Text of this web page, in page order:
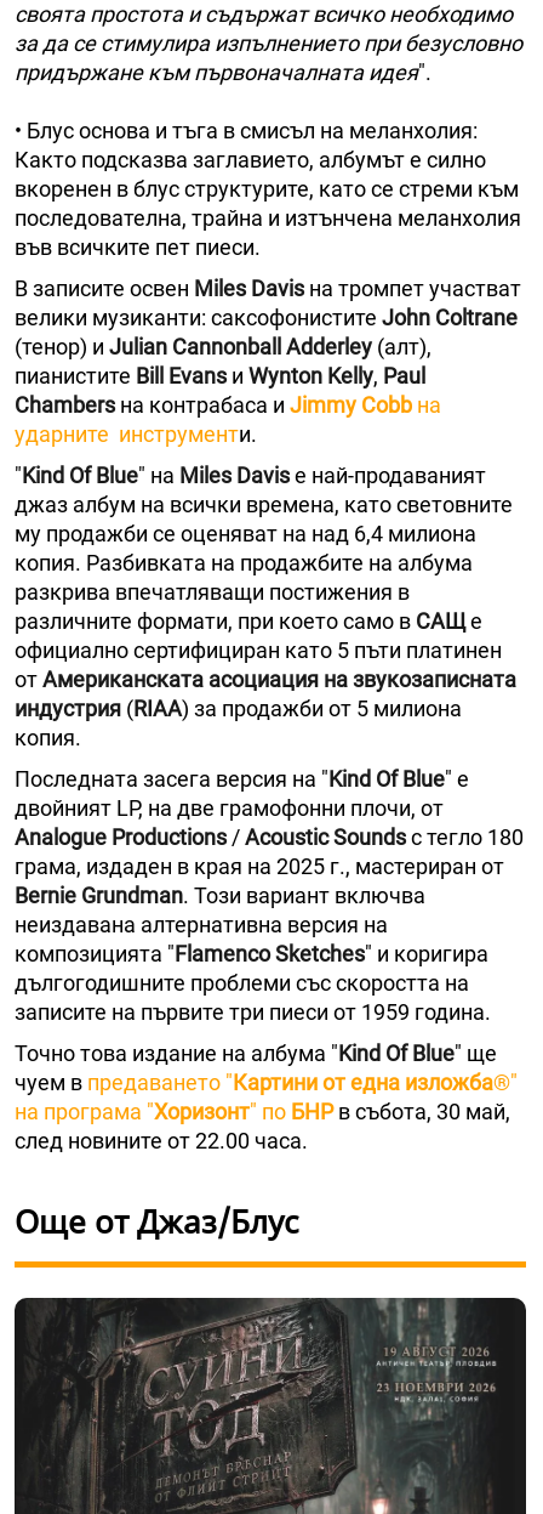
своята простота и съдържат всичко необходимо
за да се стимулира изпълнението при безусловно
придържане към първоначалната идея".
• Блус основа и тъга в смисъл на меланхолия:
Както подсказва заглавието, албумът е силно
вкоренен в блус структурите, като се стреми към
последователна, трайна и изтънчена меланхолия
във всичките пет пиеси.
В записите освен Miles Davis на тромпет участват
велики музиканти: саксофонистите John Coltrane
(тенор) и Julian Cannonball Adderley (алт),
пианистите Bill Evans и Wynton Kelly, Paul
Chambers на контрабаса и Jimmy Cobb на
ударните инструменти.
"Kind Of Blue" на Miles Davisе най-продаваният
джаз албум на всички времена, като световните
му продажби се оценяват на над 6,4 милиона
копия. Разбивката на продажбите на албума
разкрива впечатляващи постижения в
различните формати, при което само в САЩе
официално сертифициран като 5 пъти платинен
отАмериканската асоциация на звукозаписната
индустрия (RIAA) за продажби от 5 милиона
копия.
Последната засега версия на "Kind Of Blue" е
двойният LP, на две грамофонни плочи, от
Analogue Productions/Acoustic Soundsс тегло 180
грама, издаден в края на 2025 г., мастериран от
Bernie Grundman. Този вариант включва
неиздавана алтернативна версия на
композицията "Flamenco Sketches" и коригира
дългогодишните проблеми със скоростта на
записите на първите три пиеси от 1959 година.
Точно това издание на албума "Kind Of Blue" ще
чуем в предаването "Картини от една изложба®"
на програма "Хоризонт" по БНРв събота, 30 май,
след новините от 22.00 часа.
Още от Джаз/Блус